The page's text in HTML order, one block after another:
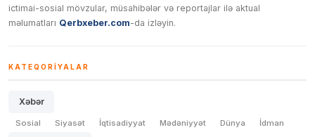
ictimai-sosial mövzular, müsahibələr və reportajlar ilə aktual
məlumatları Qerbxeber.com-da izləyin.
KATEQORIYALAR
Xəbər
Sosial Siyasət İqtisadiyyat Mədəniyyət Dünya İdman